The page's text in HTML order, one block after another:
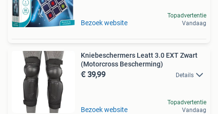
Bezoek website
Topadvertentie
Vandaag
Kniebeschermers Leatt 3.0 EXT Zwart
(Motorcross Bescherming)
€ 39,99 Details
Bezoek website
Topadvertentie
Vandaag